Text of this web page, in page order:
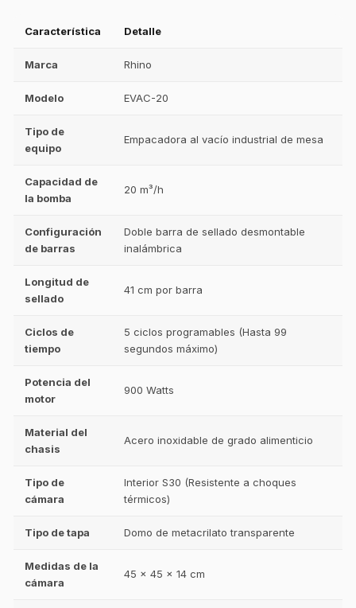
Característica Detalle
Marca Rhino
Modelo EVAC-20
Tipo de
equipo
Empacadora al vacío industrial de mesa
Capacidad de
la bomba
20 m³/h
Configuración
de barras
Doble barra de sellado desmontable
inalámbrica
Longitud de
sellado
41 cm por barra
Ciclos de
tiempo
5 ciclos programables (Hasta 99
segundos máximo)
Potencia del
motor
900 Watts
Material del
chasis
Acero inoxidable de grado alimenticio
Tipo de
cámara
Interior S30 (Resistente a choques
térmicos)
Tipo de tapa Domo de metacrilato transparente
Medidas de la
cámara
45 x 45 x 14 cm